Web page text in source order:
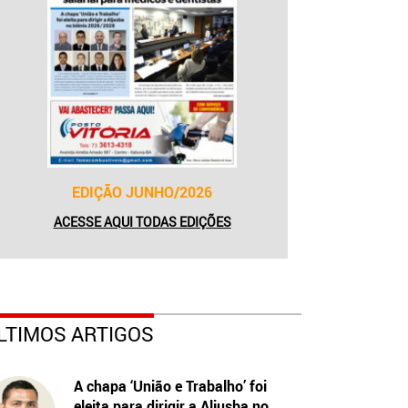
EDIÇÃO JUNHO/2026
ACESSE AQUI TODAS EDIÇÕES
ARTIGOS
A chapa ‘União e Trabalho’ foi